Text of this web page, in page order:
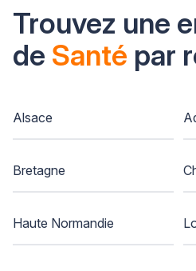
Trouvez une
de Santé par
Alsace
Bretagne
Haute Normandie